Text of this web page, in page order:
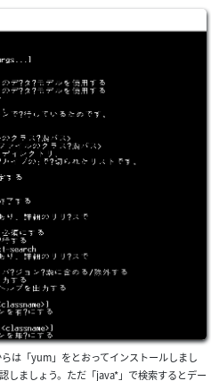
は「yum」をとおってインストールしまし
しましょう。ただ「java*」で検索するとデー